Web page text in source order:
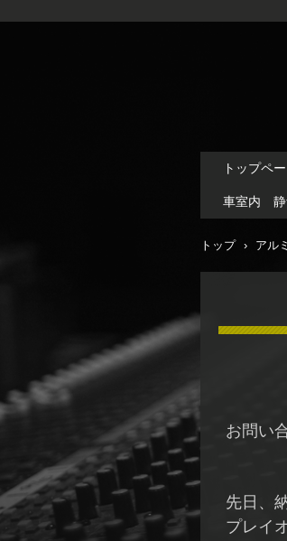
トップペ
車室内 静
トップ › アル
お問い
先日、
プレイ